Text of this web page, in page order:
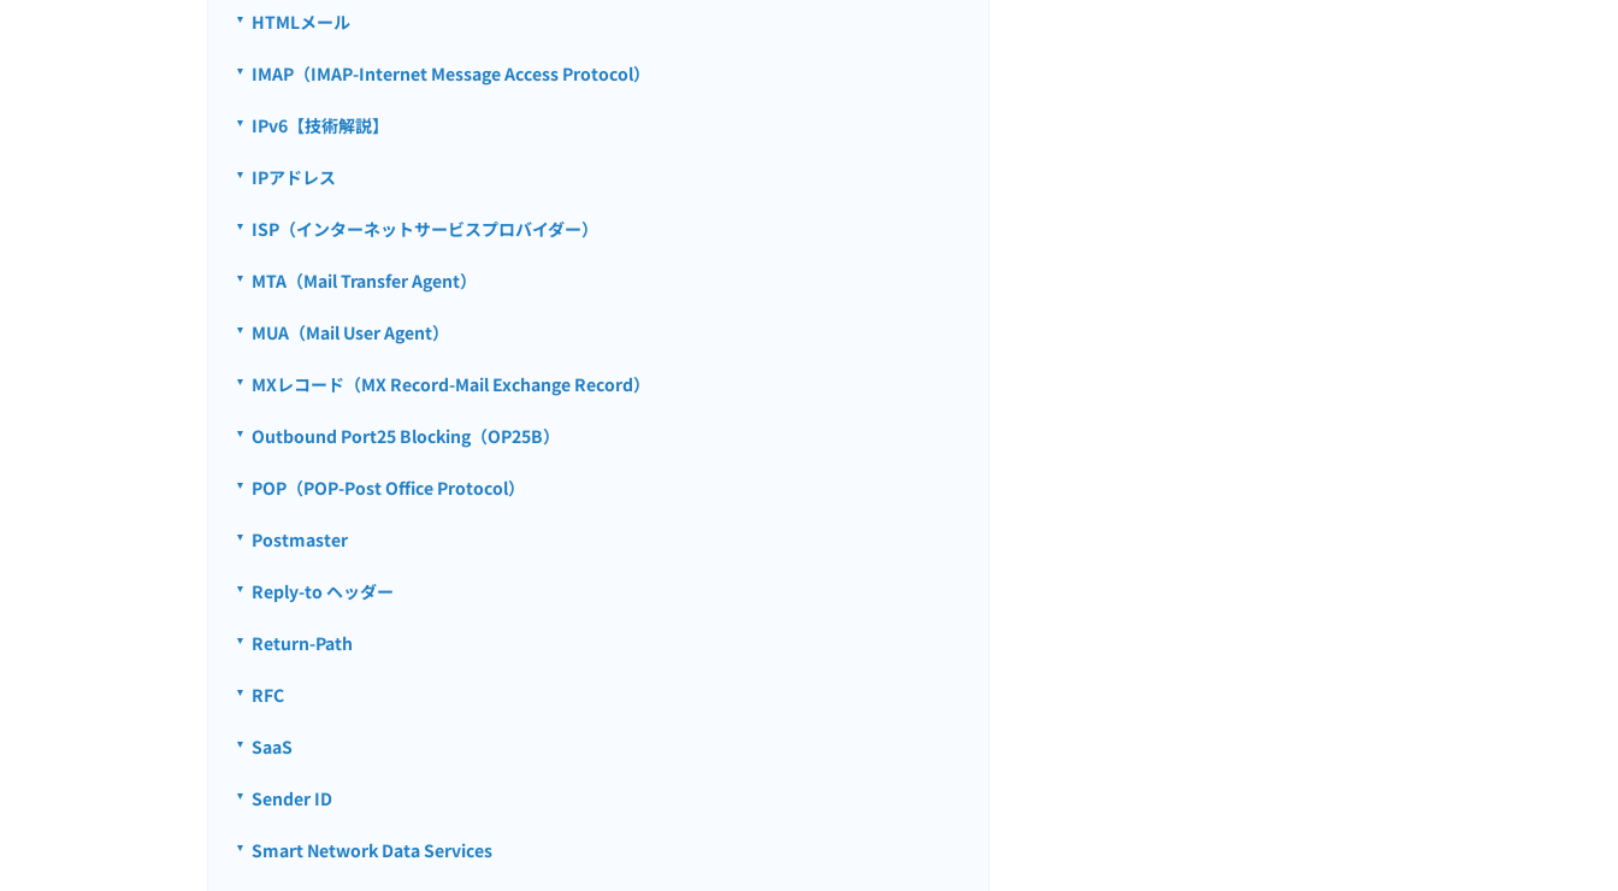
HTMLメール
IMAP（IMAP-Internet Message Access Protocol）
IPv6【技術解説】
IPアドレス
ISP（インターネットサービスプロバイダー）
MTA（Mail Transfer Agent）
MUA（Mail User Agent）
MXレコード（MX Record-Mail Exchange Record）
Outbound Port25 Blocking（OP25B）
POP（POP-Post Office Protocol）
Postmaster
Reply-to ヘッダー
Return-Path
RFC
SaaS
Sender ID
Smart Network Data Services